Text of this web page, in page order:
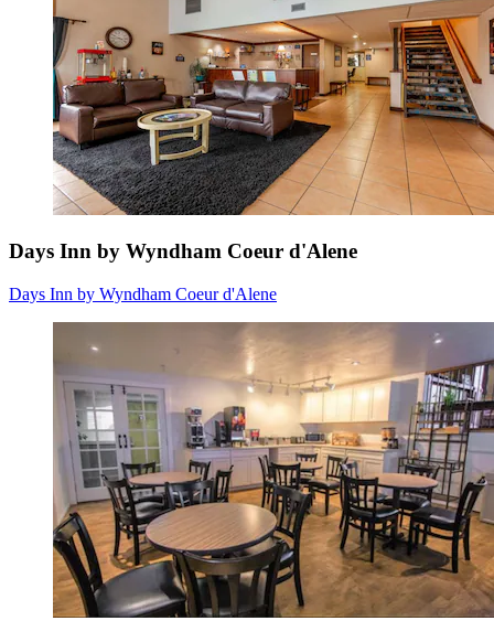
Days Inn by Wyndham Coeur d'Alene
Days Inn by Wyndham Coeur d'Alene